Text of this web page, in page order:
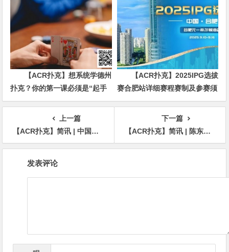
【ACR扑克】想系统学德州
扑克？你的第一课必须是“起手
牌范围”
【ACR扑克】2025IPG选拔
赛合肥站详细赛程赛制及参赛须
知发布（更新版）
上一篇
【ACR扑克】简讯 | 中国选手赵成在EPT布拉格站5,300欧元主赛获得第四名，奖金：353,240美元
下一篇
【ACR扑克】简讯 | 陈东在WSOP天堂赛10,000美元豪客赛夺冠，赢得首条金手链
发表评论